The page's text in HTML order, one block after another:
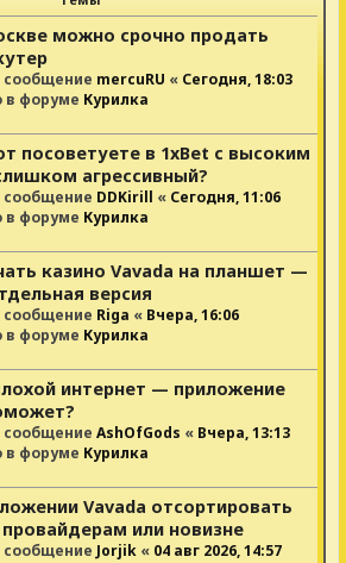
можно срочно продать
сообщение mercuRU « Сегодня, 18:03
в форуме Курилка
посоветуете в 1xBet с высоким
агрессивный?
сообщение DDKirill « Сегодня, 11:06
в форуме Курилка
казино Vavada на планшет —
версия
сообщение Riga « Вчера, 16:06
в форуме Курилка
интернет — приложение
сообщение AshOfGods « Вчера, 13:13
в форуме Курилка
Vavada отсортировать
или новизне
сообщение Jorjik « 04 авг 2026, 14:57